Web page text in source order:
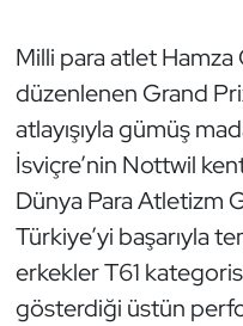
Milli para atlet
düzenlenen Grand
atlayışıyla gümüş
İsviçre’nin Nottwil
Dünya Para Atletizm
Türkiye’yi başarıyla
erkekler T61
gösterdiği üstün
E-Spor
Eskrim
Futbol
Futsal
Genel